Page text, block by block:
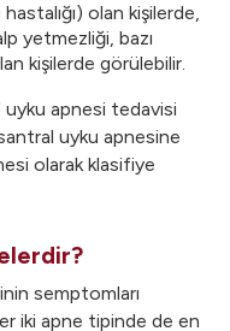
olan kişilerde,
yetmezliği, bazı
kişilerde görülebilir.
apnesi tedavisi
uyku apnesine
olarak klasifiye
semptomları
iki apne tipinde de en